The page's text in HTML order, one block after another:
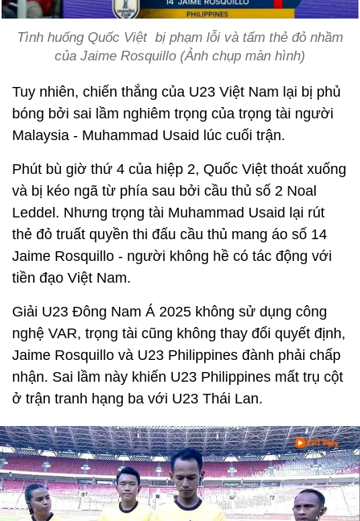
Tình huống Quốc Việt bị phạm lỗi và tấm thẻ đỏ nhầm
của Jaime Rosquillo (Ảnh chụp màn hình)
Tuy nhiên, chiến thắng của U23 Việt Nam lại bị phủ
bóng bởi sai lầm nghiêm trọng của trọng tài người
Malaysia - Muhammad Usaid lúc cuối trận.
Phút bù giờ thứ 4 của hiệp 2, Quốc Việt thoát xuống
và bị kéo ngã từ phía sau bởi cầu thủ số 2 Noal
Leddel. Nhưng trọng tài Muhammad Usaid lại rút
thẻ đỏ truất quyền thi đấu cầu thủ mang áo số 14
Jaime Rosquillo - người không hề có tác động với
tiền đạo Việt Nam.
Giải U23 Đông Nam Á 2025 không sử dụng công
nghệ VAR, trọng tài cũng không thay đổi quyết định,
Jaime Rosquillo và U23 Philippines đành phải chấp
nhận. Sai lầm này khiến U23 Philippines mất trụ cột
ở trận tranh hạng ba với U23 Thái Lan.